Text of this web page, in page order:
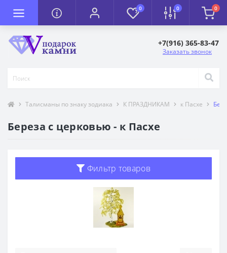
0 0 0
+7(916) 365-83-47
Заказать звонок
Талисманы по знаку зодиака К ПРАЗДНИКАМ к Пасхе
Береза с церковью - к Пасхе
Фильтр товаров